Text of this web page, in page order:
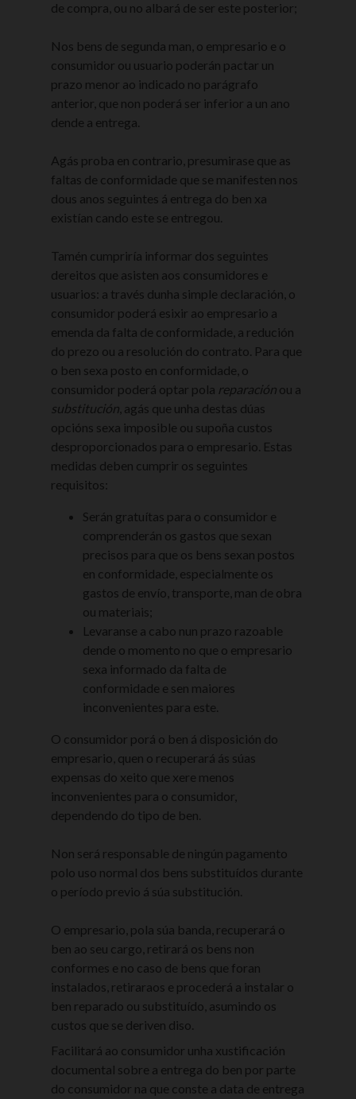
de compra, ou no albará de ser este posterior;
Nos bens de segunda man, o empresario e o
consumidor ou usuario poderán pactar un
prazo menor ao indicado no parágrafo
anterior, que non poderá ser inferior a un ano
dende a entrega.
Agás proba en contrario, presumirase que as
faltas de conformidade que se manifesten nos
dous anos seguintes á entrega do ben xa
existían cando este se entregou.
Tamén cumpriría informar dos seguintes
dereitos que asisten aos consumidores e
usuarios: a través dunha simple declaración, o
consumidor poderá esixir ao empresario a
emenda da falta de conformidade, a redución
do prezo ou a resolución do contrato. Para que
o ben sexa posto en conformidade, o
consumidor poderá optar pola reparación ou a
substitución , agás que unha destas dúas
opcións sexa imposible ou supoña custos
desproporcionados para o empresario. Estas
medidas deben cumprir os seguintes
requisitos:
Serán gratuítas para o consumidor e
comprenderán os gastos que sexan
precisos para que os bens sexan postos
en conformidade, especialmente os
gastos de envío, transporte, man de obra
ou materiais;
Levaranse a cabo nun prazo razoable
dende o momento no que o empresario
sexa informado da falta de
conformidade e sen maiores
inconvenientes para este.
O consumidor porá o ben á disposición do
empresario, quen o recuperará ás súas
expensas do xeito que xere menos
inconvenientes para o consumidor,
dependendo do tipo de ben.
Non será responsable de ningún pagamento
polo uso normal dos bens substituídos durante
o período previo á súa substitución.
O empresario, pola súa banda, recuperará o
ben ao seu cargo, retirará os bens non
conformes e no caso de bens que foran
instalados, retiraraos e procederá a instalar o
ben reparado ou substituído, asumindo os
custos que se deriven diso.
Facilitará ao consumidor unha xustificación
documental sobre a entrega do ben por parte
do consumidor na que conste a data de entrega